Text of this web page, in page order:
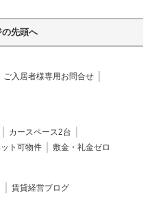
の先頭へ
ご入居者様専用お問合せ
カースペース2台
ト可物件 敷金・礼金ゼロ
賃貸経営ブログ